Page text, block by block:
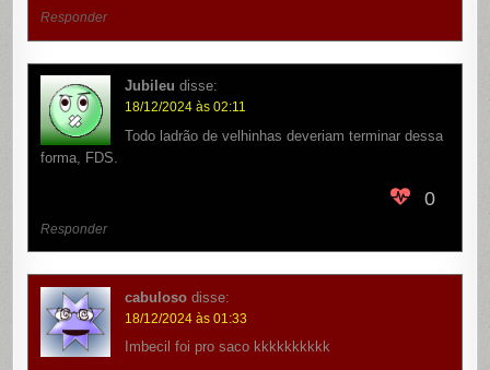
Responder
Jubileu disse:
18/12/2024 às 02:11
Todo ladrão de velhinhas deveriam terminar dessa
forma, FDS.
0
Responder
cabuloso disse:
18/12/2024 às 01:33
Imbecil foi pro saco kkkkkkkkkk